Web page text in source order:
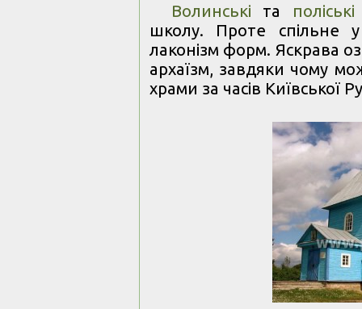
Волинські та
школу. Проте спільне
лаконізм форм. Яскрава
архаїзм, завдяки чому
храми за часів Київської